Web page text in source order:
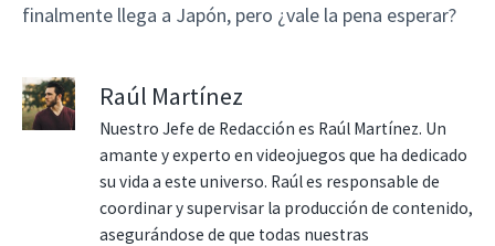
finalmente llega a Japón, pero ¿vale la pena esperar?
Raúl Martínez
Nuestro Jefe de Redacción es Raúl Martínez. Un
amante y experto en videojuegos que ha dedicado
su vida a este universo. Raúl es responsable de
coordinar y supervisar la producción de contenido,
asegurándose de que todas nuestras